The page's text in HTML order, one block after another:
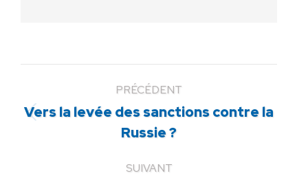
PRÉCÉDENT
Article
précédent
Vers la levée des sanctions contre la
Russie ?
SUIVANT